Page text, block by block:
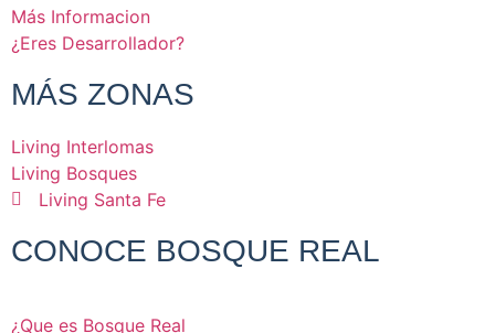
Más Informacion
¿Eres Desarrollador?
MÁS ZONAS
Living Interlomas
Living Bosques
Living Santa Fe
CONOCE BOSQUE REAL
¿Que es Bosque Real